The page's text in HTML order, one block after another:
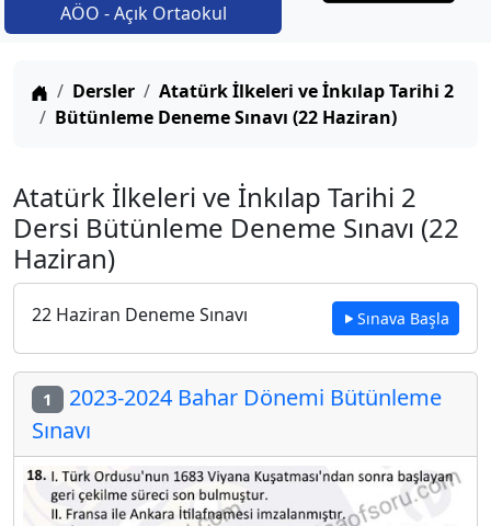
AÖO - Açık Ortaokul
Anasayfa
Dersler
Atatürk İlkeleri ve İnkılap Tarihi 2
Bütünleme Deneme Sınavı (22 Haziran)
Atatürk İlkeleri ve İnkılap Tarihi 2
Dersi Bütünleme Deneme Sınavı (22
Haziran)
22 Haziran Deneme Sınavı Sınava Başla
1 2023-2024 Bahar Dönemi Bütünleme
Sınavı